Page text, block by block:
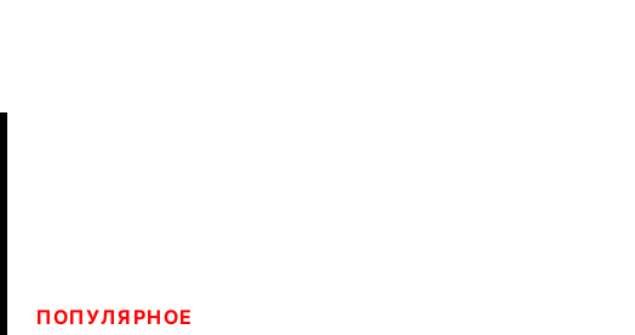
ПОПУЛЯРНОЕ